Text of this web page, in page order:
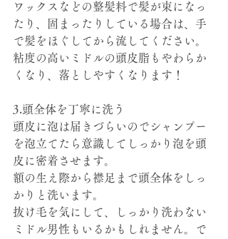
ワックスなどの整髪料で髪が束になっ
たり、固まったりしている場合は、手
で髪をほぐしてから流してください。
粘度の高いミドルの頭皮脂もやわらか
くなり、落としやすくなります！
3.頭全体を丁寧に洗う
頭皮に泡は届きづらいのでシャンプー
を泡立てたら意識してしっかり泡を頭
皮に密着させます。
額の生え際から襟足まで頭全体をしっ
かりと洗います。
抜け毛を気にして、しっかり洗わない
ミドル男性もいるかもしれません。で